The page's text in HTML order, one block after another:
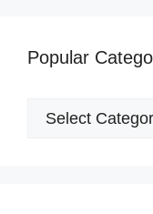
Popular
Popular